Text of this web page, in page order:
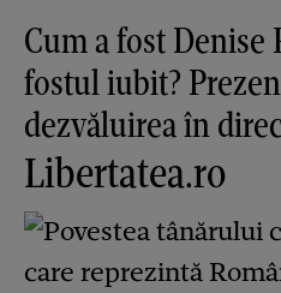
Cum a fost Denise
fostul iubit?
dezvăluirea în
Libertatea.ro